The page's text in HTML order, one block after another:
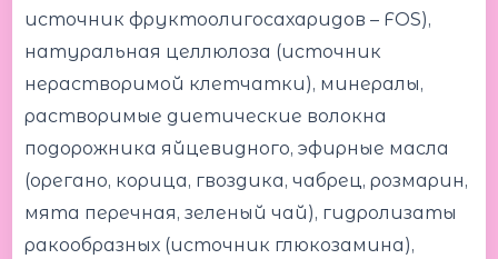
источник фруктоолигосахаридов – FOS),
натуральная целлюлоза (источник
нерастворимой клетчатки), минералы,
растворимые диетические волокна
подорожника яйцевидного, эфирные масла
(орегано, корица, гвоздика, чабрец, розмарин,
мята перечная, зеленый чай), гидролизаты
ракообразных (источник глюкозамина),